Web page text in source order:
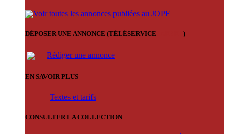
Voir toutes les annonces publiées au JOPF
DÉPOSER UNE ANNONCE (TÉLÉSERVICE )
Rédiger une annonce
EN SAVOIR PLUS
Textes et tarifs
CONSULTER LA COLLECTION